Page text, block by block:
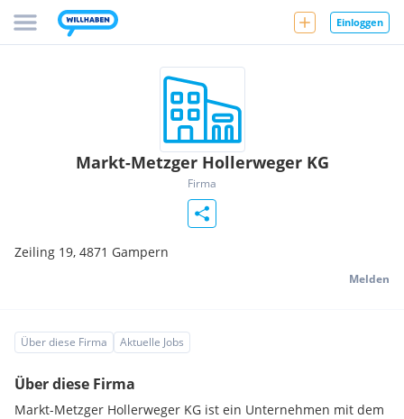
Einloggen
Markt-Metzger Hollerweger KG
Firma
Zeiling 19, 4871 Gampern
Melden
Über diese Firma Aktuelle Jobs
Über diese Firma
Markt-Metzger Hollerweger KG ist ein Unternehmen mit dem